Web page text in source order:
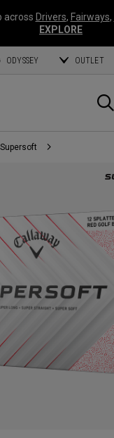
across Drivers, Fairways,
EXPLORE
ODYSSEY OUTLET
Supersoft